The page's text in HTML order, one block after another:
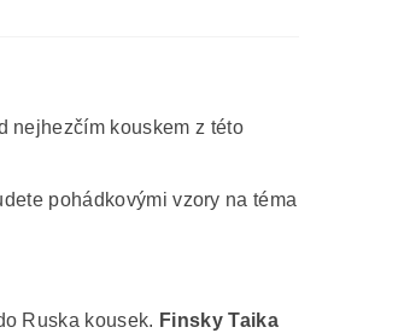
nejhezčím kouskem z této
pohádkovými vzory na téma
Ruska kousek. Finsky Taika